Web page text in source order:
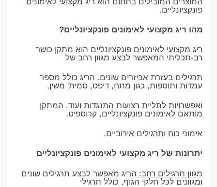
פונקציונליים.
מהו ריג מקצועי לאימונים פונקציונליים?
ריג מקצועי לאימונים פונקציונליים הוא מתקן כושר
רב-תכליתי המאפשר לבצע מגוון רחב של
תרגילים בעזרת אביזרים שונים. הריג כולל מספר
עמדות ותוספות, כגון מתח, דיפס, סמית' משין,
ואפשרויות לתליית רצועות התנגדות ועוד. המתקן
מותאם לאימונים פונקציונליים, קרוספיט,
אימוני כוח ותרגילים אירוביים.
יתרונות של ריג מקצועי לאימונים פונקציונליים
מגוון תרגילים רחב: הריג מאפשר לבצע תרגילים שונים
ומגוונים לכל חלקי הגוף, כולל תרגילי